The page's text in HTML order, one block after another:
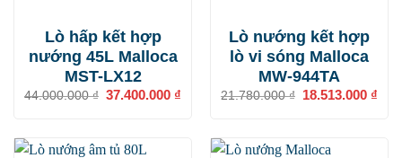
Lò hấp kết hợp
nướng 45L Malloca
MST-LX12
44.000.000₫ Giá
37.400.000 ₫
37.400.000 ₫.
Lò nướng kết hợp
lò vi sóng Malloca
MW-944TA
21.780.000₫
Giá
18.513.000 ₫